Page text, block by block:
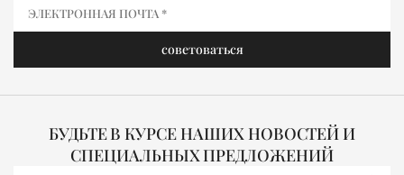
БУДЬТЕ В КУРСЕ НАШИХ НОВОСТЕЙ И
СПЕЦИАЛЬНЫХ ПРЕДЛОЖЕНИЙ